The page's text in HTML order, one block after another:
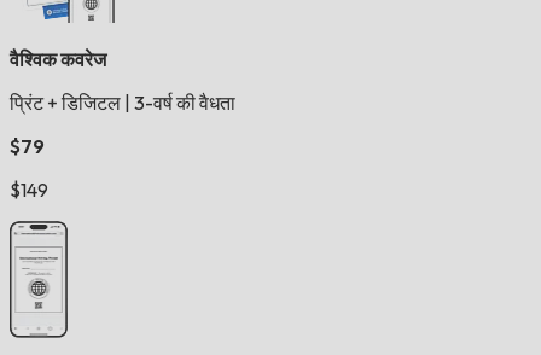
वैश्विक कवरेज
प्रिंट + डिजिटल 3-वर्ष की वैधता
$79
$149